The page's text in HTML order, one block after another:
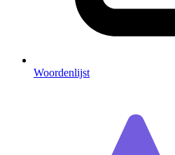
Woordenlijst